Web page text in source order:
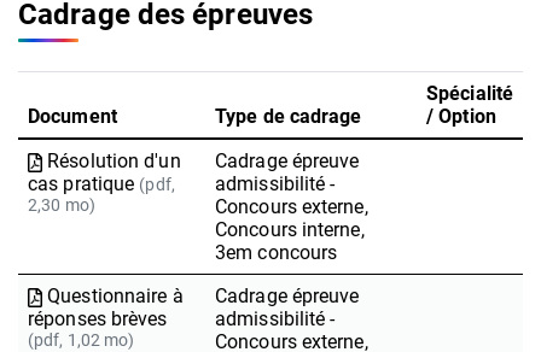
Cadrage des épreuves
Document Type de cadrage
Spécialité
/ Option
Résolution d'un
cas pratique (pdf,
2,30 mo)
Cadrage épreuve
admissibilité -
Concours externe,
Concours interne,
3em concours
Questionnaire à
réponses brèves
(pdf, 1,02 mo)
Cadrage épreuve
admissibilité -
Concours externe,